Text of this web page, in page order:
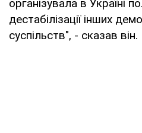
організувала в Україні
дестабілізації інших
суспільств", - сказав він.